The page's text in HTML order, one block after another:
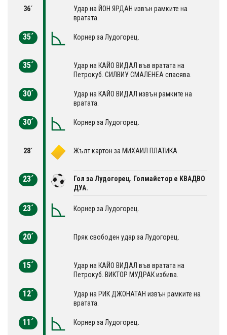
36´
Удар на ЙОН ЯРДАН извън рамките на
вратата.
35´ Корнер за Лудогорец.
35´
Удар на КАЙО ВИДАЛ във вратата на
Петрокуб. СИЛВИУ СМАЛЕНЕА спасява.
30´
Удар на КАЙО ВИДАЛ извън рамките на
вратата.
30´ Корнер за Лудогорец.
28´ Жълт картон за МИХАИЛ ПЛАТИКА.
23´
Гол за Лудогорец. Голмайстор е КВАДВО
ДУА.
23´ Корнер за Лудогорец.
20´ Пряк свободен удар за Лудогорец.
15´
Удар на КАЙО ВИДАЛ във вратата на
Петрокуб. ВИКТОР МУДРАК избива.
12´
Удар на РИК ДЖОНАТАН извън рамките на
вратата.
11´ Корнер за Лудогорец.